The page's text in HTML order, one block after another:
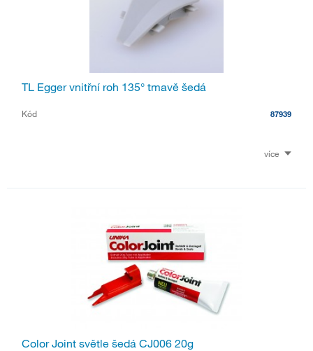
TL Egger vnitřní roh 135° tmavě šedá
Kód 87939
více
Color Joint světle šedá CJ006 20g